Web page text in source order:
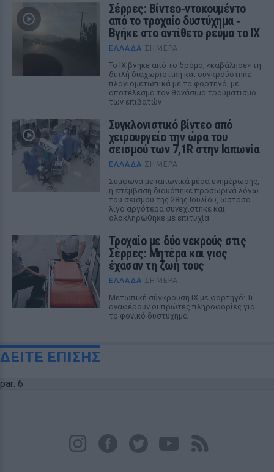
Σέρρες: Βίντεο‑ντοκουμέντο
από το τροχαίο δυστύχημα ‑
Βγήκε στο αντίθετο ρεύμα το ΙΧ
ΕΛΛΆΔΑ ΣΉΜΕΡΑ
Το ΙΧ βγήκε από το δρόμο, «καβάλησε» τη
διπλή διαχωριστική και συγκρούστηκε
πλαγιομετωπικά με το φορτηγό, με
αποτέλεσμα τον θανάσιμο τραυματισμό
των επιβατών
Συγκλονιστικό βίντεο από
χειρουργείο την ώρα του
σεισμού των 7,1R στην Ιαπωνία
ΕΛΛΆΔΑ ΣΉΜΕΡΑ
Σύμφωνα με ιαπωνικά μέσα ενημέρωσης,
η επέμβαση διακόπηκε προσωρινά λόγω
του σεισμού της 28ης Ιουλίου, ωστόσο
λίγο αργότερα συνεχίστηκε και
ολοκληρώθηκε με επιτυχία
Τροχαίο με δύο νεκρούς στις
Σέρρες: Μητέρα και γιος
έχασαν τη ζωή τους
ΕΛΛΆΔΑ ΣΉΜΕΡΑ
Μετωπική σύγκρουση ΙΧ με φορτηγό: Τι
αναφέρουν οι πρώτες πληροφορίες για
το φονικό δυστύχημα
ΔΕΙΤΕ ΕΠΙΣΗΣ
par: 6